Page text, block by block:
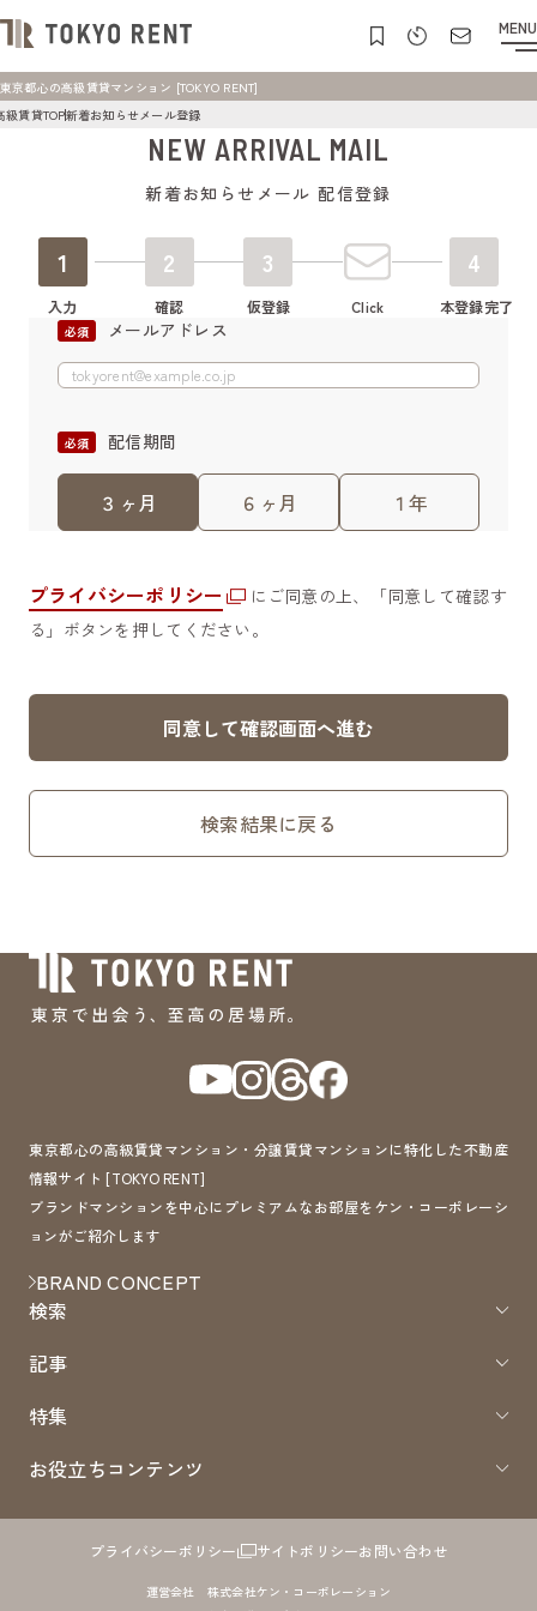
MENU
東京都心の高級賃貸マンション [TOKYO RENT]
級賃貸TOP新着お知らせメール登録
NEW ARRIVAL MAIL
新着お知らせメール 配信登録
1
入力
2
確認
3
仮登録 Click
4
本登録完了
メールアドレス
配信期間
３ヶ月 ６ヶ月 １年
プライバシーポリシー
にご同意の上、「同意して確認す
る」ボタンを押してください。
同意して確認画面へ進む
検索結果に戻る
東京都心の高級賃貸マンション・分譲賃貸マンションに特化した不動産
情報サイト [TOKYO RENT]
ブランドマンションを中心にプレミアムなお部屋をケン・コーポレーシ
ョンがご紹介します
BRAND CONCEPT
検索
記事
特集
お役立ちコンテンツ
プライバシーポリシー サイトポリシーお問い合わせ
運営会社 株式会社ケン・コーポレーション